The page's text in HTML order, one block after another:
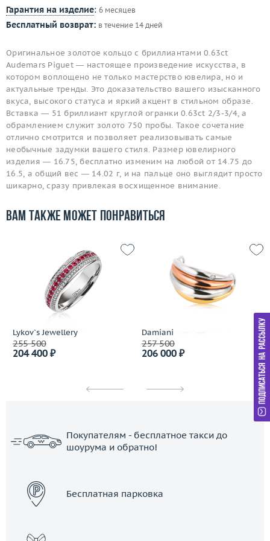
Гарантия на изделие: 6 месяцев
Бесплатный возврат: в течение 14 дней
Оригинальное золотое кольцо с бриллиантами 0.63ct
Audemars Piguet — настоящее произведение искусства, в
котором воплощено не только мастерство ювелира, но и
актуальные тренды. Это доказательство вашего изысканного
вкуса, высокого статуса и яркий акцент в стильном образе.
Вставка — 51 бриллиант круглой огранки 0.63ct 2/3-3/4, а
обрамлением служит золото 750 пробы. Такое сочетание
отлично смотрится и позволяет реализовывать самые
необычные задумки вашего стиля. Размер ювелирного
изделия — 16.75, бесплатно изменим на любой от 14.75 до
16.5, а общий вес — 14.02 г, и на пальце оно выглядит просто
шикарно, сразу привлекая восхищенное внимание.
Вам также может понравиться
Lykov`s Jewellery
255 500
204 400 ₽
Damiani
257 500
206 000 ₽
Покупателям - бесплатное такси до
шоурума и обратно!
Бесплатная парковка